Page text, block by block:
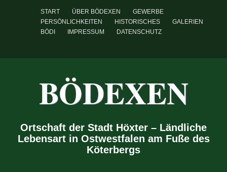
START ÜBER BÖDEXEN
GEWERBE
PERSÖNLICHKEITEN
HISTORISCHES
GALERIEN
BÖDI
IMPRESSUM DATENSCHUTZ
BÖDEXEN
Ortschaft der Stadt Höxter – Ländliche
Lebensart in Ostwestfalen am Fuße des
Köterbergs